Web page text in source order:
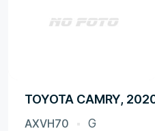
TOYOTA CAMRY,
AXVH70 G